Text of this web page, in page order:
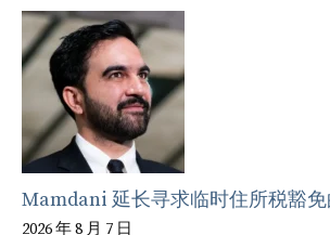
Mamdani 延长寻求临时住所税豁
2026 年 8 月 7 日